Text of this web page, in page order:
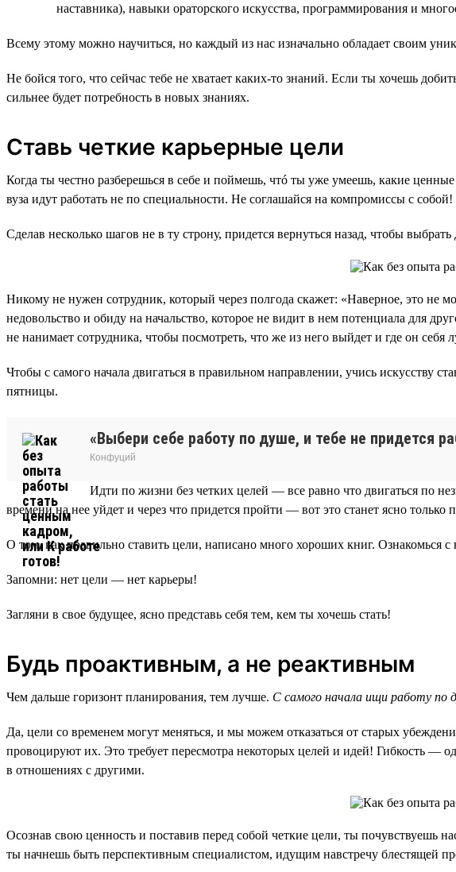
наставника), навыки ораторского искусства, программирования и
Всему этому можно научиться, но каждый из нас изначально обладает своим
Не бойся того, что сейчас тебе не хватает каких-то знаний. Если ты хочешь
сильнее будет потребность в новых знаниях.
Ставь четкие карьерные цели
Когда ты честно разберешься в себе и поймешь, чтó ты уже умеешь, какие
вуза идут работать не по специальности. Не соглашайся на компромиссы с
Сделав несколько шагов не в ту строну, придется вернуться назад, чтобы выбрать
Никому не нужен сотрудник, который через полгода скажет: «Наверное, это не
недовольство и обиду на начальство, которое не видит в нем потенциала для
не нанимает сотрудника, чтобы посмотреть, что же из него выйдет и где он
Чтобы с самого начала двигаться в правильном направлении, учись
пятницы.
«Выбери себе работу по душе, и тебе не придется
Конфуций
Идти по жизни без четких целей — все равно что двигаться по
времени на нее уйдет и через что придется пройти — вот это станет ясно только
О том, как правильно ставить цели, написано много хороших книг. Ознакомься
Запомни: нет цели — нет карьеры!
Загляни в свое будущее, ясно представь себя тем, кем ты хочешь стать!
Будь проактивным, а не реактивным
Чем дальше горизонт планирования, тем лучше. С самого начала ищи работу по
Да, цели со временем могут меняться, и мы можем отказаться от старых
провоцируют их. Это требует пересмотра некоторых целей и идей! Гибкость
в отношениях с другими.
Осознав свою ценность и поставив перед собой четкие цели, ты почувствуешь
ты начнешь быть перспективным специалистом, идущим навстречу блестящей